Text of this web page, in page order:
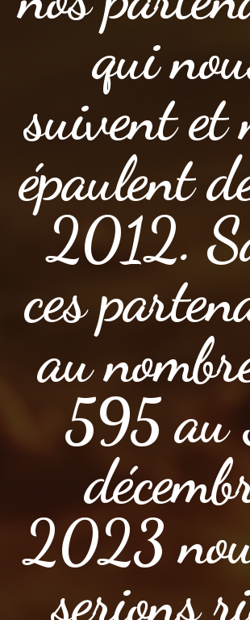
qui
suivent et
épaulent
2012.
ces
au
595 au
2023
serions